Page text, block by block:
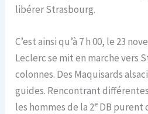
libérer Strasbourg.
C’est ainsi qu’à 7 h 00, le 23
Leclerc se mit en marche vers
colonnes. Des Maquisards
guides. Rencontrant
les hommes de la 2e DB purent